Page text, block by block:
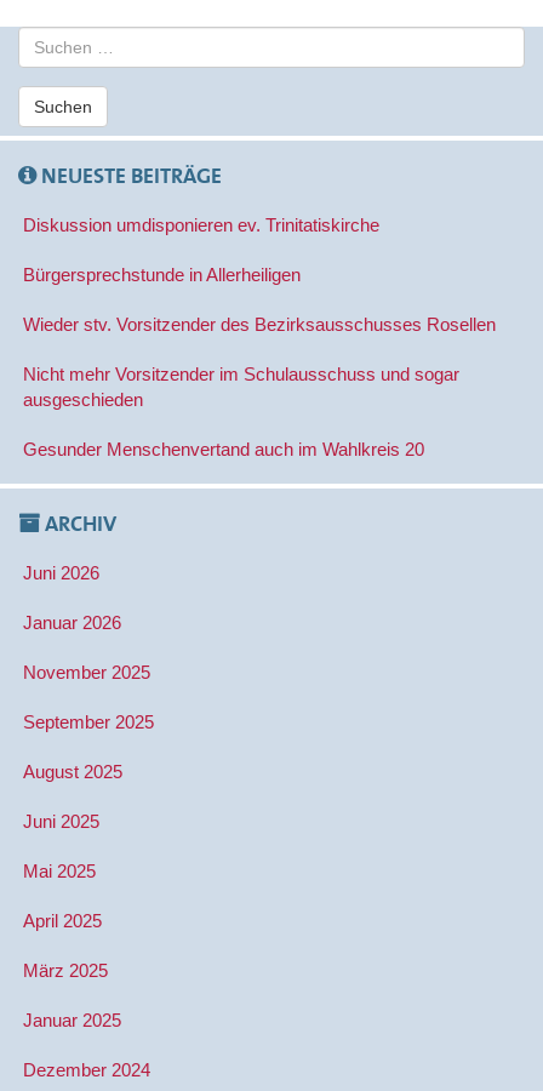
u
c
e
n
a
c
Suchen
NEUESTE BEITRÄGE
Diskussion umdisponieren ev. Trinitatiskirche
Bürgersprechstunde in Allerheiligen
Wieder stv. Vorsitzender des Bezirksausschusses Rosellen
Nicht mehr Vorsitzender im Schulausschuss und sogar
ausgeschieden
Gesunder Menschenvertand auch im Wahlkreis 20
ARCHIV
Juni 2026
Januar 2026
November 2025
September 2025
August 2025
Juni 2025
Mai 2025
April 2025
März 2025
Januar 2025
Dezember 2024